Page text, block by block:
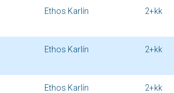
Ethos Karlín 2+kk
Ethos Karlín 2+kk
Ethos Karlín 2+kk